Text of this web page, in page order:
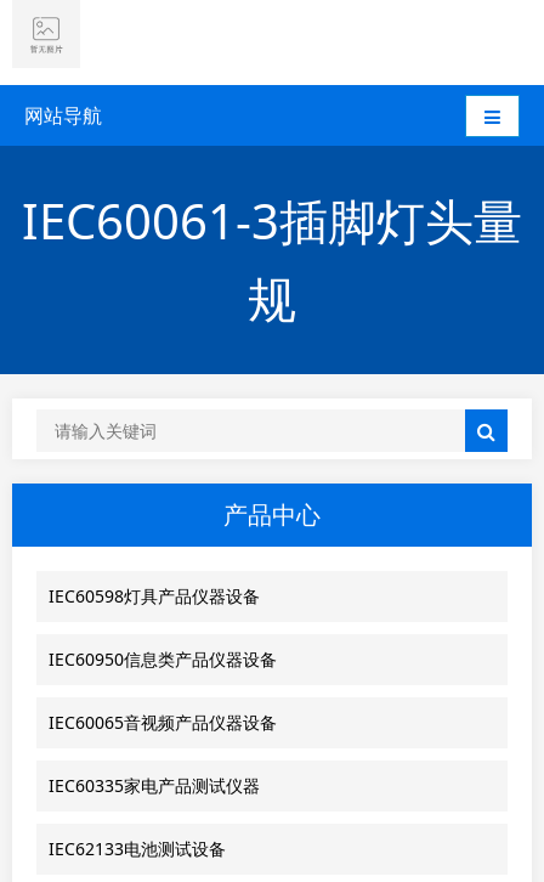
网站导航
IEC60061-3插脚灯头量
规
产品中心
IEC60598灯具产品仪器设备
IEC60950信息类产品仪器设备
IEC60065音视频产品仪器设备
IEC60335家电产品测试仪器
IEC62133电池测试设备